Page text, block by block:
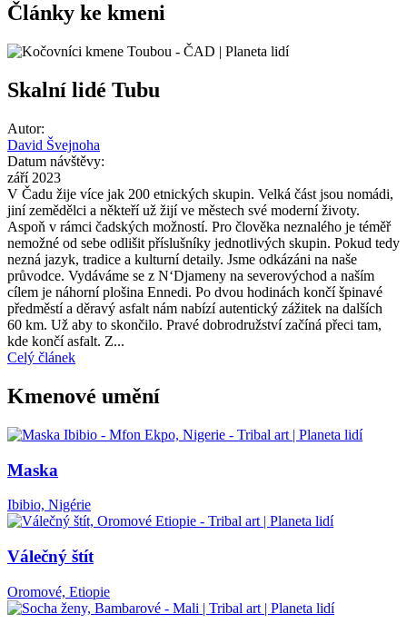
Články ke kmeni
Skalní lidé Tubu
Autor:
David Švejnoha
Datum návštěvy:
září 2023
V Čadu žije více jak 200 etnických skupin. Velká část jsou nomádi,
jiní zemědělci a někteří už žijí ve městech své moderní životy.
Aspoň v rámci čadských možností. Pro člověka neznalého je téměř
nemožné od sebe odlišit příslušníky jednotlivých skupin. Pokud tedy
nezná jazyk, tradice a kulturní detaily. Jsme odkázáni na naše
průvodce. Vydáváme se z N‘Djameny na severovýchod a naším
cílem je náhorní plošina Ennedi. Po dvou hodinách končí špinavé
předměstí a děravý asfalt nám nabízí autentický zážitek na dalších
60 km. Už aby to skončilo. Pravé dobrodružství začíná přeci tam,
kde končí asfalt. Z...
Celý článek
Kmenové umění
Maska
Ibibio, Nigérie
Válečný štít
Oromové, Etiopie